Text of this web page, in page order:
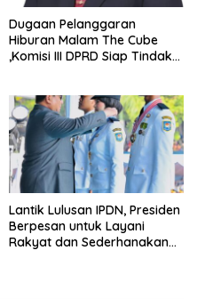
Dugaan Pelanggaran
Hiburan Malam The Cube
,Komisi III DPRD Siap Tindak
Lantik Lulusan IPDN, Presiden
Berpesan untuk Layani
Rakyat dan Sederhanakan